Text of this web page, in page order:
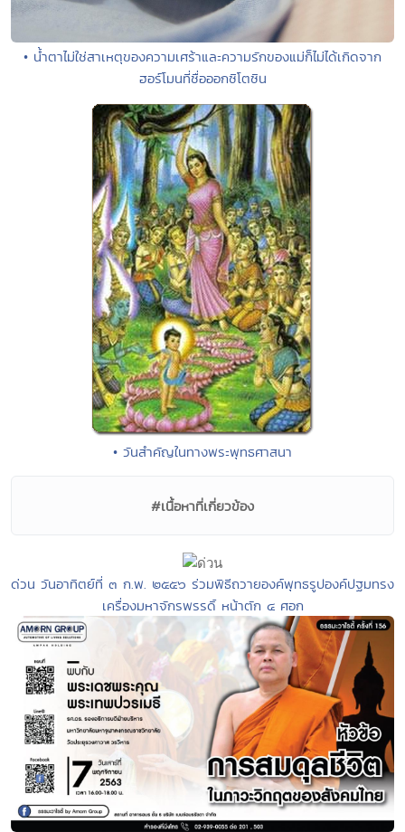
• น้ำตาไม่ใช่สาเหตุของความเศร้าและความรักของแม่ก็ไม่ได้เกิดจาก
ฮอร์โมนที่ชื่อออกซิโตซิน
• วันสำคัญในทางพระพุทธศาสนา
#เนื้อหาที่เกี่ยวข้อง
ด่วน วันอาทิตย์ที่ ๓ ก.พ. ๒๕๕๖ ร่วมพิธีถวายองค์พุทธรูปองค์ปฐมทรง
เครื่องมหาจักรพรรดิ์ หน้าตัก ๔ ศอก